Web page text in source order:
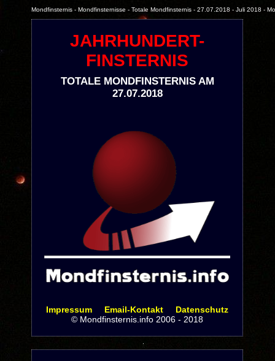
Mondfinsternis - Mondfinsternisse - Totale Mondfinsternis - 27.07.2018 - Juli 2018 -
JAHRHUNDERT-
FINSTERNIS
TOTALE MONDFINSTERNIS AM
27.07.2018
Impressum Email-Kontakt
Datenschutz
© Mondfinsternis.info 2006 - 2018